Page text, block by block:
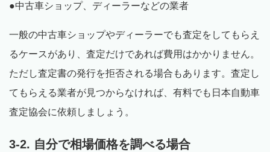
●中古車ショップ、ディーラーなどの業者
一般の中古車ショップやディーラーでも査定をしてもらえ
るケースがあり、査定だけであれば費用はかかりません。
ただし査定書の発行を拒否される場合もあります。査定し
てもらえる業者が見つからなければ、有料でも日本自動車
査定協会に依頼しましょう。
3-2. 自分で相場価格を調べる場合